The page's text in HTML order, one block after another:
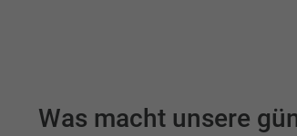
Was macht unsere